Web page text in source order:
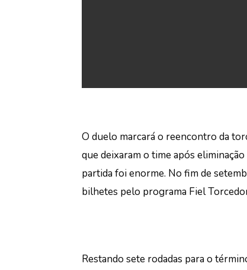
O duelo marcará o reencontro da
que deixaram o time após
partida foi enorme. No fim de
bilhetes pelo programa Fiel
Restando sete rodadas para o